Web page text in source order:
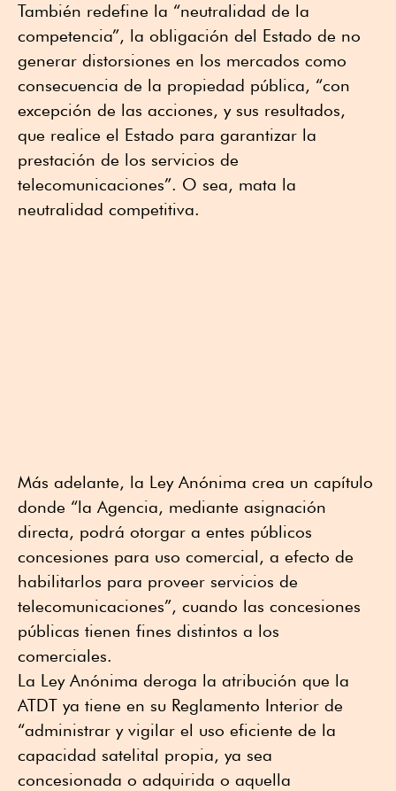
También redefine la “neutralidad de la
competencia”, la obligación del Estado de no
generar distorsiones en los mercados como
consecuencia de la propiedad pública, “con
excepción de las acciones, y sus resultados,
que realice el Estado para garantizar la
prestación de los servicios de
telecomunicaciones”. O sea, mata la
neutralidad competitiva.
Más adelante, la Ley Anónima crea un capítulo
donde “la Agencia, mediante asignación
directa, podrá otorgar a entes públicos
concesiones para uso comercial, a efecto de
habilitarlos para proveer servicios de
telecomunicaciones”, cuando las concesiones
públicas tienen fines distintos a los
comerciales.
La Ley Anónima deroga la atribución que la
ATDT ya tiene en su Reglamento Interior de
“administrar y vigilar el uso eficiente de la
capacidad satelital propia, ya sea
concesionada o adquirida o aquella